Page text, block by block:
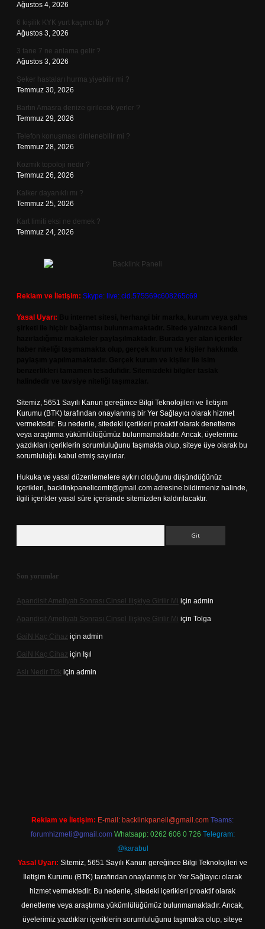
Ağustos 4, 2026
6 kişilik KYK yurt kaçıncı tip ?
Ağustos 3, 2026
3 tane 7 ne anlama gelir ?
Ağustos 3, 2026
Şeker hastaları hurma yiyebilir mi ?
Temmuz 30, 2026
Bartın Amasra denize girilecek yerler ?
Temmuz 29, 2026
Telefon konuşması dinlenebilir mi ?
Temmuz 28, 2026
Kozmik topoloji nedir ?
Temmuz 26, 2026
Kalker dayanıklı mı ?
Temmuz 25, 2026
Kart limiti eksi ne demek ?
Temmuz 24, 2026
Reklam ve İletişim: Skype: live:.cid.575569c608265c69
Yasal Uyarı:
Sitemiz, 5651 Sayılı Kanun gereğince Bilgi Teknolojileri ve İletişim
Kurumu (BTK) tarafından onaylanmış bir Yer Sağlayıcı olarak hizmet
vermektedir. Bu nedenle, sitedeki içerikleri proaktif olarak denetleme
veya araştırma yükümlülüğümüz bulunmamaktadır. Ancak, üyelerimiz
yazdıkları içeriklerin sorumluluğunu taşımakta olup, siteye üye olarak bu
sorumluluğu kabul etmiş sayılırlar.
Hukuka ve yasal düzenlemelere aykırı olduğunu düşündüğünüz
içerikleri, backlinkpanelicomtr@gmail.com adresine bildirmeniz halinde,
ilgili içerikler yasal süre içerisinde sitemizden kaldırılacaktır.
Son yorumlar
Apandisit Ameliyatı Sonrası Cinsel Ilişkiye Girilir Mi için admin
Apandisit Ameliyatı Sonrası Cinsel Ilişkiye Girilir Mi için Tolga
Gai̇N Kaç Cihaz için admin
Gai̇N Kaç Cihaz için Işıl
Aslı Nedir Tdk için admin
Reklam ve İletişim: E-mail: backlinkpaneli@gmail.com Teams:
forumhizmeti@gmail.com Whatsapp: 0262 606 0 726 Telegram:
@karabul
Yasal Uyarı: Sitemiz, 5651 Sayılı Kanun gereğince Bilgi Teknolojileri ve
İletişim Kurumu (BTK) tarafından onaylanmış bir Yer Sağlayıcı olarak
hizmet vermektedir. Bu nedenle, sitedeki içerikleri proaktif olarak
denetleme veya araştırma yükümlülüğümüz bulunmamaktadır. Ancak,
üyelerimiz yazdıkları içeriklerin sorumluluğunu taşımakta olup, siteye